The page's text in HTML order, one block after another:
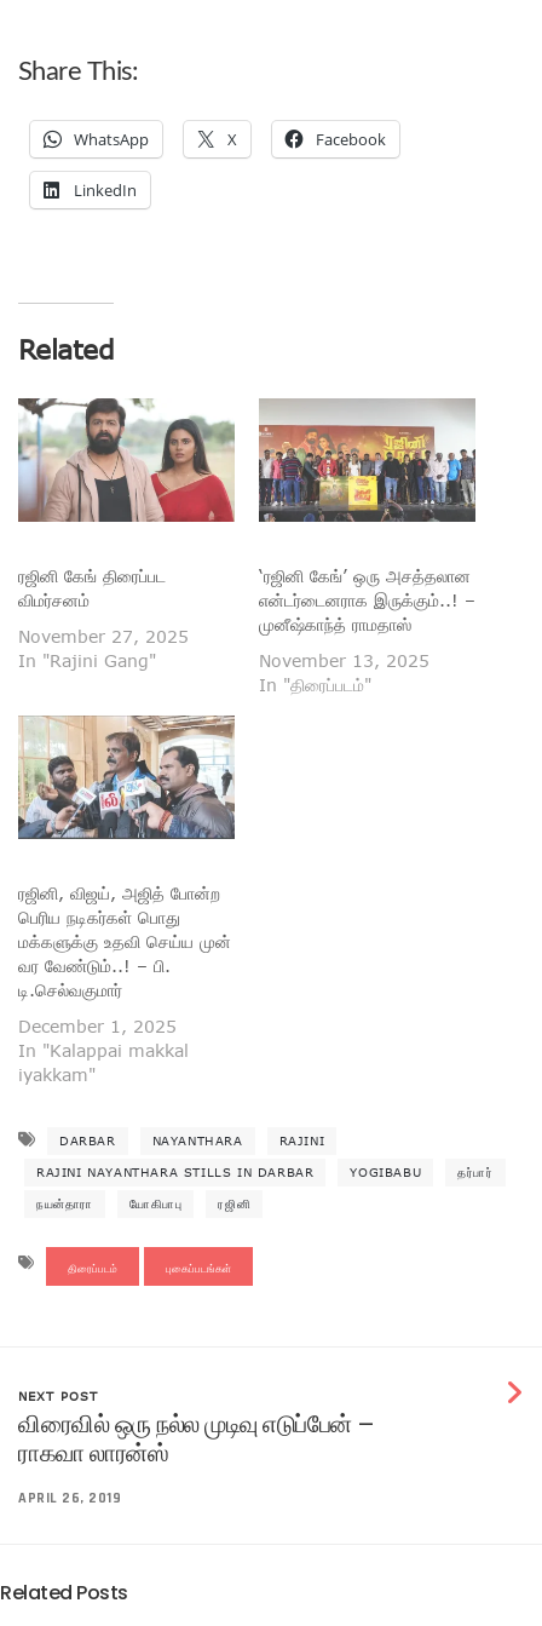
Share This:
WhatsApp X Facebook
LinkedIn
Related
ரஜினி கேங் திரைப்பட
விமர்சனம்
November 27, 2025
In "Rajini Gang"
‘ரஜினி கேங்’ ஒரு அசத்தலான
என்டர்டைனராக இருக்கும்..! –
முனீஷ்காந்த் ராமதாஸ்
November 13, 2025
In "திரைப்படம்"
ரஜினி, விஜய், அஜித் போன்ற
பெரிய நடிகர்கள் பொது
மக்களுக்கு உதவி செய்ய முன்
வர வேண்டும்..! – பி.
டி.செல்வகுமார்
December 1, 2025
In "Kalappai makkal
iyakkam"
DARBAR NAYANTHARA RAJINI
RAJINI NAYANTHARA STILLS IN DARBAR YOGIBABU தர்பார்
நயன்தாரா யோகிபாபு ரஜினி
திரைப்படம் புகைப்படங்கள்
NEXT POST
விரைவில் ஒரு நல்ல முடிவு எடுப்பேன் –
ராகவா லாரன்ஸ்
APRIL 26, 2019
Related Posts